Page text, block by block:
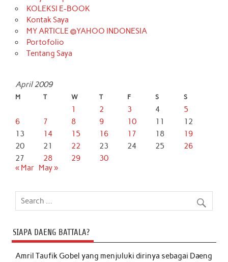
KOLEKSI E-BOOK
Kontak Saya
MY ARTICLE @YAHOO INDONESIA
Portofolio
Tentang Saya
April 2009
M T W T F S S
1 2 3 4
5
6
7 8 9 10 11
12
13
14 15 16 17 18
19
20
21 22 23 24 25
26
27
28 29
30
« Mar May »
SIAPA DAENG BATTALA?
Amril Taufik Gobelyang menjuluki dirinya sebagai Daeng